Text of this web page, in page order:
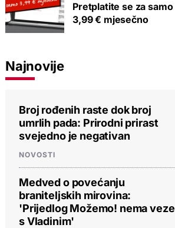
Pretplatite se za samo
3,99 € mjesečno
Najnovije
Broj rođenih raste dok broj
umrlih pada: Prirodni prirast
svejedno je negativan
NOVOSTI
Medved o povećanju
braniteljskih mirovina:
'Prijedlog Možemo! nema veze
s Vladinim'